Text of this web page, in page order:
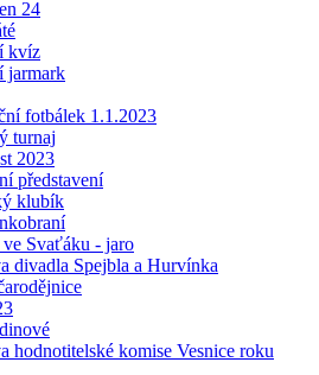
24
kvíz
jarmark
fotbálek 1.1.2023
turnaj
2023
představení
klubík
Svaťáku - jaro
divadla Spejbla a Hurvínka
hodnotitelské komise Vesnice roku